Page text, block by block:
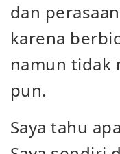
dan
karena
namun tidak
pun.
Saya tahu